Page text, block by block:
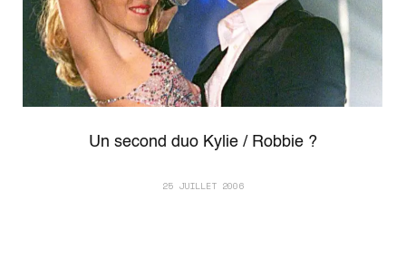
Un second duo Kylie / Robbie ?
25 JUILLET 2006